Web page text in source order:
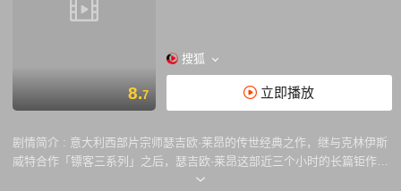
8.7
搜狐
立即播放
剧情简介 : 意大利西部片宗师瑟吉欧·莱昂的传世经典之作，继与克林伊斯
威特合作「镖客三系列」之后，瑟吉欧·莱昂这部近三个小时的长篇钜作，
被称之为影史上最伟大的西部片。 故事叙述一名神秘客（查理士布朗逊）